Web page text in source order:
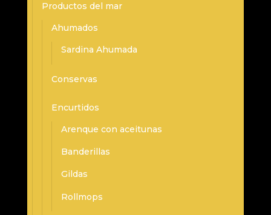
Productos del mar
Ahumados
Sardina Ahumada
Conservas
Encurtidos
Arenque con aceitunas
Banderillas
Gildas
Rollmops